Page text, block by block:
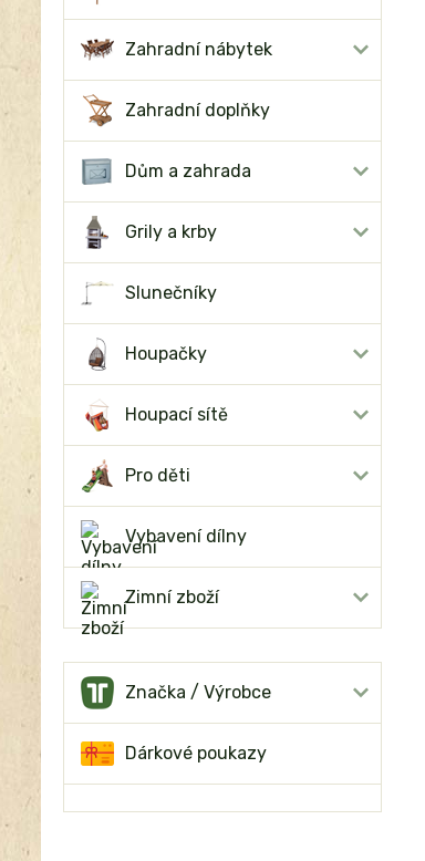
Zahradní nábytek
Zahradní doplňky
Dům a zahrada
Grily a krby
Slunečníky
Houpačky
Houpací sítě
Pro děti
Vybavení dílny
Zimní zboží
Značka / Výrobce
Dárkové poukazy